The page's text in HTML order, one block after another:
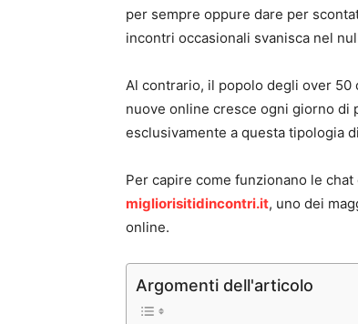
per sempre oppure dare per
incontri occasionali svanisca nel
Al contrario, il popolo degli over
nuove online cresce ogni giorno di
esclusivamente a questa tipologia
Per capire come funzionano le
migliorisitidincontri.it, uno dei
online.
Argomenti dell'articolo